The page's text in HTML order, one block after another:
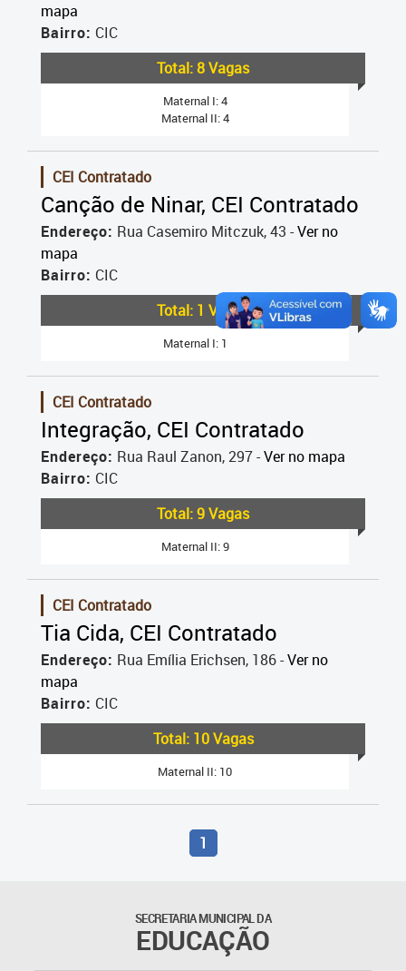
mapa
Bairro: CIC
Total: 8 Vagas
Maternal I: 4
Maternal II: 4
CEI Contratado
Canção de Ninar, CEI Contratado
Endereço: Rua Casemiro Mitczuk, 43 -Ver no
mapa
Bairro: CIC
Total: 1 Vagas
Maternal I: 1
CEI Contratado
Integração, CEI Contratado
Endereço: Rua Raul Zanon, 297 -Ver no mapa
Bairro: CIC
Total: 9 Vagas
Maternal II: 9
CEI Contratado
Tia Cida, CEI Contratado
Endereço: Rua Emília Erichsen, 186 -Ver no
mapa
Bairro: CIC
Total: 10 Vagas
Maternal II: 10
1
SECRETARIA MUNICIPAL DA
EDUCAÇÃO